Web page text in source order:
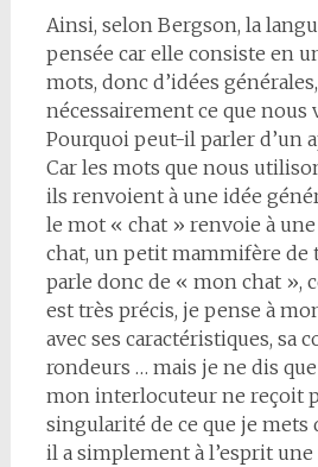
Ainsi, selon Bergson, la
pensée car elle consiste en
mots, donc d’idées
nécessairement ce que nous
Pourquoi peut-il parler d’un
Car les mots que nous
ils renvoient à une idée
le mot « chat » renvoie à
chat, un petit mammifère de
parle donc de « mon chat »,
est très précis, je pense à
avec ses caractéristiques, sa
rondeurs … mais je ne dis
mon interlocuteur ne reçoit
singularité de ce que je mets
il a simplement à l’esprit